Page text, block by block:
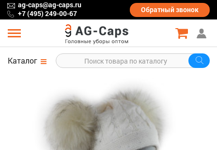
ag-caps@ag-caps.ru
+7 (495) 249-00-67
Обратныйзвонок
Каталог